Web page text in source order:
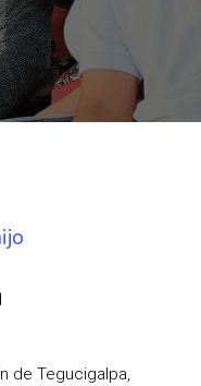
de Tegucigalpa,